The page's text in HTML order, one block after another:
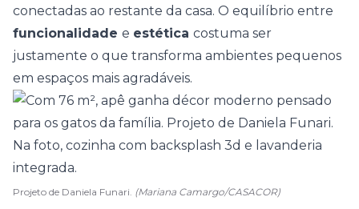
conectadas ao restante da casa. O equilíbrio entre
funcionalidade e estética costuma ser
justamente o que transforma ambientes pequenos
em espaços mais agradáveis.
Projeto de Daniela Funari. (Mariana Camargo/CASACOR)